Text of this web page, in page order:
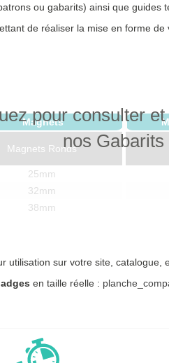
ou gabarits) ainsi que guides
de réaliser la mise en forme
pour consulter
nos Gabarits
Magnets
Magnets Ronds
25mm
32mm
38mm
75mm
Rectangulaires
Coins Arrondis
90x65mm
utilisation sur votre site, catalogue,
en taille réelle :